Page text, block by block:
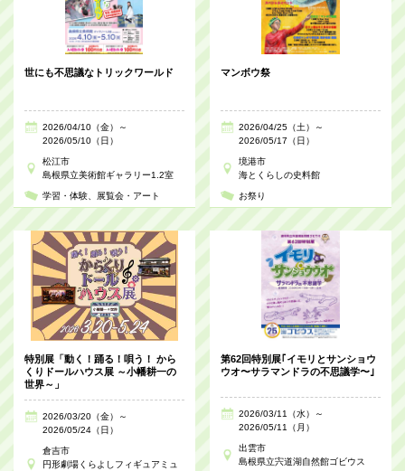
世にも不思議なトリックワールド
2026/04/10（金）～
2026/05/10（日）
松江市
島根県立美術館ギャラリー1.2室
学習・体験 展覧会・アート
マンボウ祭
2026/04/25（土）～
2026/05/17（日）
境港市
海とくらしの史料館
お祭り
特別展「動く！踊る！唄う！ から
くりドールハウス展 ～小幡耕一の
世界～」
2026/03/20（金）～
2026/05/24（日）
倉吉市
円形劇場くらよしフィギュアミュ
第62回特別展｢イモリとサンショウ
ウオ〜サラマンドラの不思議学〜｣
2026/03/11（水）～
2026/05/11（月）
出雲市
島根県立宍道湖自然館ゴビウス